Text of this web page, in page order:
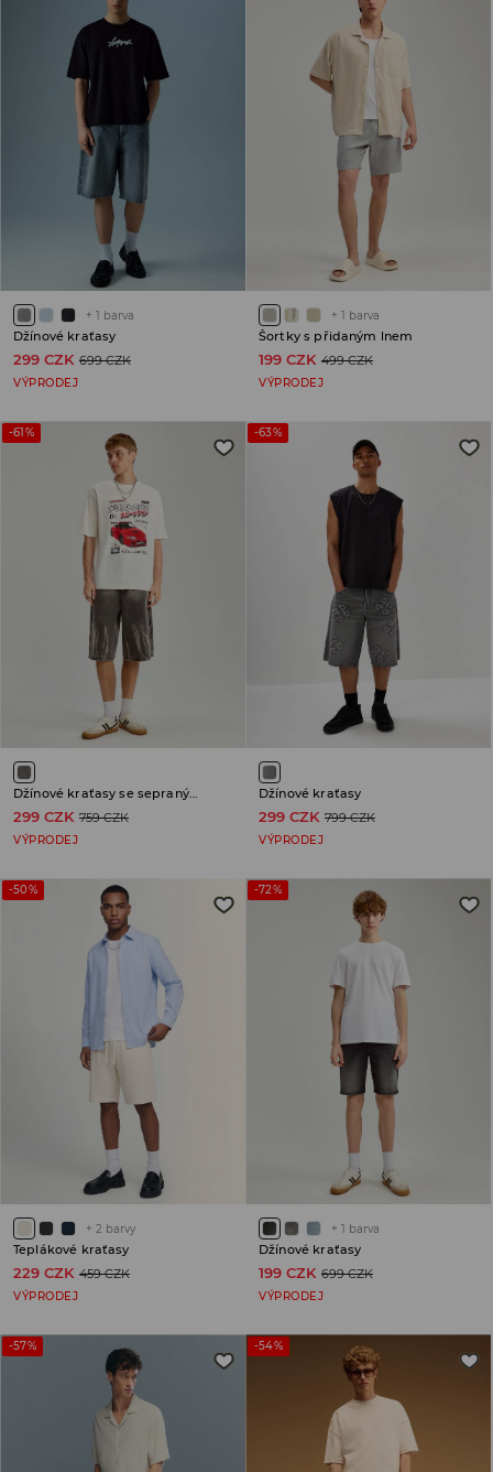
+ 1 barva
Džínové kraťasy
299 CZK 699 CZK
VÝPRODEJ
+ 1 barva
Šortky s přidaným lnem
199 CZK 499 CZK
VÝPRODEJ
-61%
Džínové kraťasy se sepraným efektem
299 CZK 759 CZK
VÝPRODEJ
-63%
Džínové kraťasy
299 CZK 799 CZK
VÝPRODEJ
-50%
+ 2 barvy
Teplákové kraťasy
229 CZK 459 CZK
VÝPRODEJ
-72%
+ 1 barva
Džínové kraťasy
199 CZK 699 CZK
VÝPRODEJ
-57% -54%